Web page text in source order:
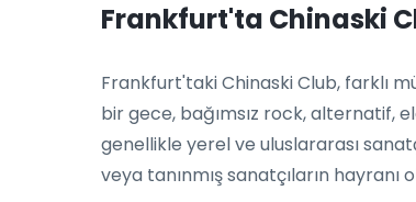
Frankfurt'ta Chinaski
Frankfurt'taki Chinaski Club, farklı
bir gece, bağımsız rock, alternatif,
genellikle yerel ve uluslararası
veya tanınmış sanatçıların